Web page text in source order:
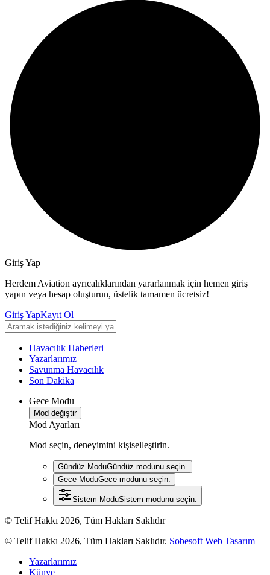
Giriş Yap
Herdem Aviation ayrıcalıklarından yararlanmak için hemen giriş
yapın veya hesap oluşturun, üstelik tamamen ücretsiz!
Giriş YapKayıt Ol
Havacılık Haberleri
Yazarlarımız
Savunma Havacılık
Son Dakika
Gece Modu
Mod değiştir
Mod Ayarları
Mod seçin, deneyimini kişiselleştirin.
Gündüz ModuGündüz modunu seçin.
Gece ModuGece modunu seçin.
Sistem ModuSistem modunu seçin.
© Telif Hakkı 2026, Tüm Hakları Saklıdır
© Telif Hakkı 2026, Tüm Hakları Saklıdır. Sobesoft Web Tasarım
Yazarlarımız
Künye